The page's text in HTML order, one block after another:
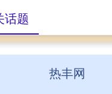
热丰网
话题